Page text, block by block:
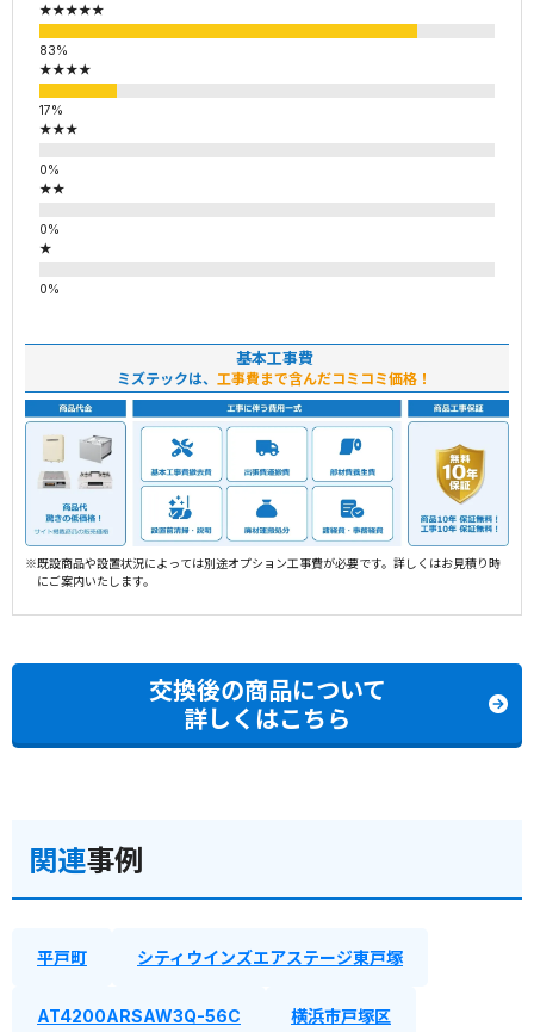
★★★★★
★★★★
★★★
★★
★
基本工事費
ミズテックは、 工事費まで含んだコミコミ価格！
※既設商品や設置状況によっては別途オプション工事費が必要です。詳しくはお見積り時
にご案内いたします。
交換後の商品について
詳しくはこちら
関連事例
平戸町 シティウインズエアステージ東戸塚
AT4200ARSAW3Q-56C 横浜市戸塚区